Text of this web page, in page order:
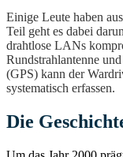
Einige Leute haben
Teil geht es dabei
drahtlose LANs
Rundstrahlantenne
(GPS) kann der
systematisch erfassen.
Die